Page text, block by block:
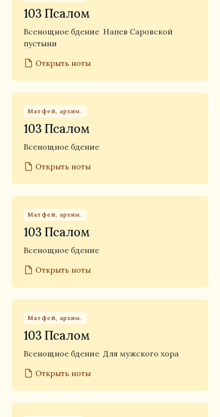
103 Псалом
Всенощное бдение Напев Саровской
пустыни
Открыть ноты
Матфей, архим.
103 Псалом
Всенощное бдение
Открыть ноты
Матфей, архим.
103 Псалом
Всенощное бдение
Открыть ноты
Матфей, архим.
103 Псалом
Всенощное бдение Для мужского хора
Открыть ноты